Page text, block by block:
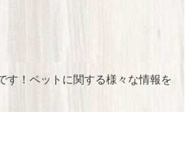
す！ペットに関する様々な情報を